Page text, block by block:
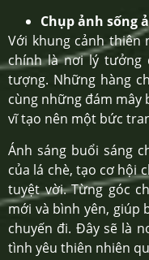
Chụp ảnh sống
Với khung cảnh thiên
chính là nơi lý tưởng
tượng. Những hàng
cùng những đám mây
vĩ tạo nên một bức
Ánh sáng buổi sáng
của lá chè, tạo cơ hội
tuyệt vời. Từng góc
mới và bình yên, giúp
chuyến đi. Đây sẽ là
tình yêu thiên nhiên